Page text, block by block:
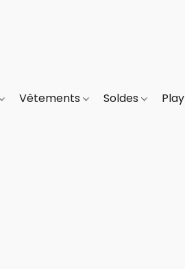
Vêtements Soldes